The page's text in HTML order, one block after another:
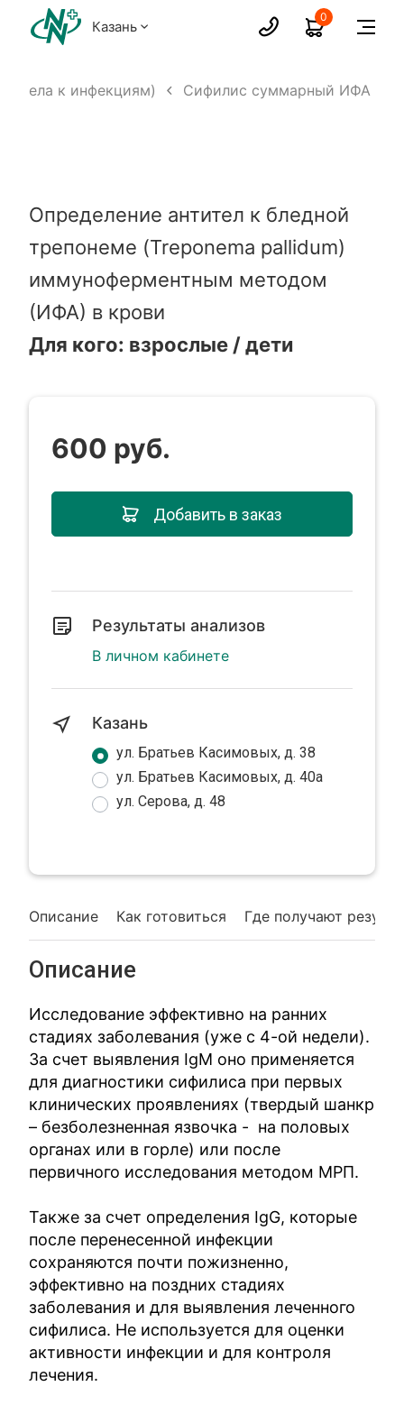
Казань
0
к инфекциям) Сифилис суммарный ИФА
Определение антител к бледной
трепонеме (Treponema pallidum)
иммуноферментным методом
(ИФА) в крови
Для кого: взрослые / дети
Описание Как готовиться Где получают
Описание
Исследование эффективно на ранних
стадиях заболевания (уже с 4-ой недели).
За счет выявления IgM оно применяется
для диагностики сифилиса при первых
клинических проявлениях (твердый шанкр
– безболезненная язвочка - на половых
органах или в горле) или после
первичного исследования методом МРП.
Также за счет определения IgG, которые
после перенесенной инфекции
сохраняются почти пожизненно,
эффективно на поздних стадиях
заболевания и для выявления леченного
сифилиса. Не используется для оценки
активности инфекции и для контроля
лечения.
600 руб.
Добавить в заказ
Результаты анализов
В личном кабинете
Казань
ул. Братьев Касимовых, д. 38
ул. Братьев Касимовых, д. 40а
ул. Серова, д. 48